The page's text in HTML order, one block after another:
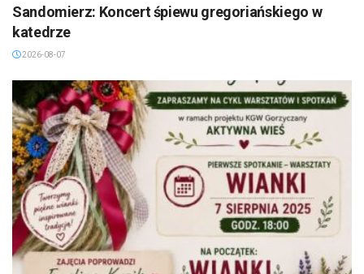
Sandomierz: Koncert śpiewu gregoriańskiego w
katedrze
2026-08-07